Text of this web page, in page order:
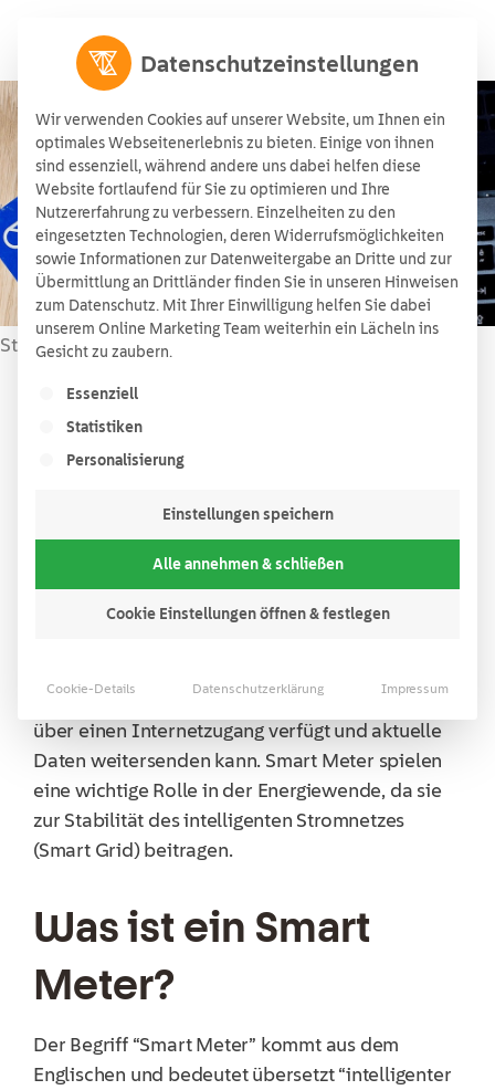
Smart Meter
17/10/2019
Startseite»Wissen
Lesezeit:
Inhaltsverzeichnis
Fernwärme und kommuniziert diese auf
Meter Gateway verbunden werden, welcher
über einen Internetzugang verfügt und aktuelle
Daten weitersenden kann. Smart Meter spielen
eine wichtige Rolle in der Energiewende, da sie
zur Stabilität des intelligenten Stromnetzes
(Smart Grid) beitragen.
Was ist ein Smart
Meter?
Der Begriff “Smart Meter” kommt aus dem
Englischen und bedeutet übersetzt “intelligenter
Datenschutzeinstellungen
Wir verwenden Cookies auf unserer Website, um Ihnen ein
optimales Webseitenerlebnis zu bieten. Einige von ihnen
sind essenziell, während andere uns dabei helfen diese
Website fortlaufend für Sie zu optimieren und Ihre
Nutzererfahrung zu verbessern. Einzelheiten zu den
eingesetzten Technologien, deren Widerrufsmöglichkeiten
sowie Informationen zur Datenweitergabe an Dritte und zur
Übermittlung an Drittländer finden Sie in unseren Hinweisen
zum Datenschutz. Mit Ihrer Einwilligung helfen Sie dabei
unserem Online Marketing Team weiterhin ein Lächeln ins
Gesicht zu zaubern.
Es folgt eine Liste der Service-Gruppen, für die
Essenziell
Statistiken
Personalisierung
Einstellungen speichern
Alle annehmen & schließen
Cookie Einstellungen öffnen & festlegen
Cookie-Details Datenschutzerklärung Impressum